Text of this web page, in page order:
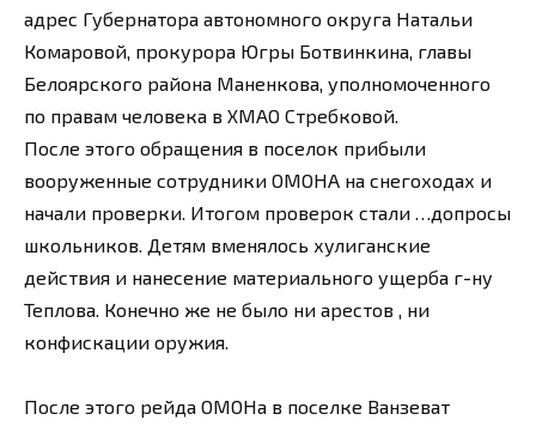
адрес Губернатора автономного округа Натальи
Комаровой, прокурора Югры Ботвинкина, главы
Белоярского района Маненкова, уполномоченного
по правам человека в ХМАО Стребковой.
После этого обращения в поселок прибыли
вооруженные сотрудники ОМОНА на снегоходах и
начали проверки. Итогом проверок стали …допросы
школьников. Детям вменялось хулиганские
действия и нанесение материального ущерба г-ну
Теплова. Конечно же не было ни арестов , ни
конфискации оружия.
После этого рейда ОМОНа в поселке Ванзеват